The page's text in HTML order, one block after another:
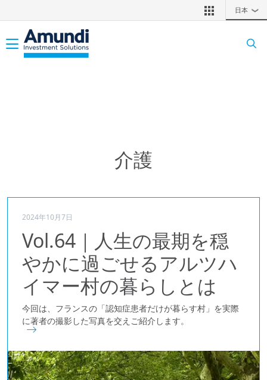
日本 ❯
Toggle navigation
介護
2024年10月7日
Vol.64｜人生の最期を穏
やかに過ごせるアルツハ
イマー村の暮らしとは
今回は、フランスの「認知症患者だけが暮らす村」を実際
に著者の撮影した写真を交えご紹介します。